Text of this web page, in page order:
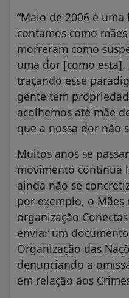
“Maio de 2006 é
contamos como
morreram como
uma dor [como
traçando esse
gente tem
acolhemos até mãe
que a nossa dor não
Muitos anos se
movimento continua
ainda não se
por exemplo, o Mães
organização
enviar um
Organização das
denunciando a
em relação aos